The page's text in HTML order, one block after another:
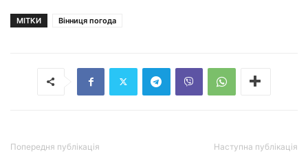
МІТКИ Вінниця погода
Попередня публікація Наступна публікація